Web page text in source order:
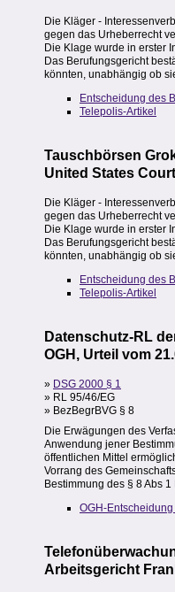
Die Kläger -
gegen das Urheberrecht
Die Klage wurde in erster
Das Berufungsgericht
könnten, unabhängig ob
Entscheidung des
Telepolis-Artikel
Tauschbörsen
United States
Die Kläger -
gegen das Urheberrecht
Die Klage wurde in erster
Das Berufungsgericht
könnten, unabhängig ob
Entscheidung des
Telepolis-Artikel
Datenschutz-RL
OGH, Urteil vom
» DSG 2000 § 1
» RL 95/46/EG
» BezBegrBVG § 8
Die Erwägungen des
Anwendung jener
öffentlichen Mittel
Vorrang des
Bestimmung des § 8 Abs
OGH-
Arbeitsgericht